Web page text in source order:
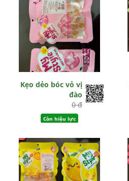
Kẹo dẻo bóc vỏ vị
đào
0 đ
Còn hiệu lực